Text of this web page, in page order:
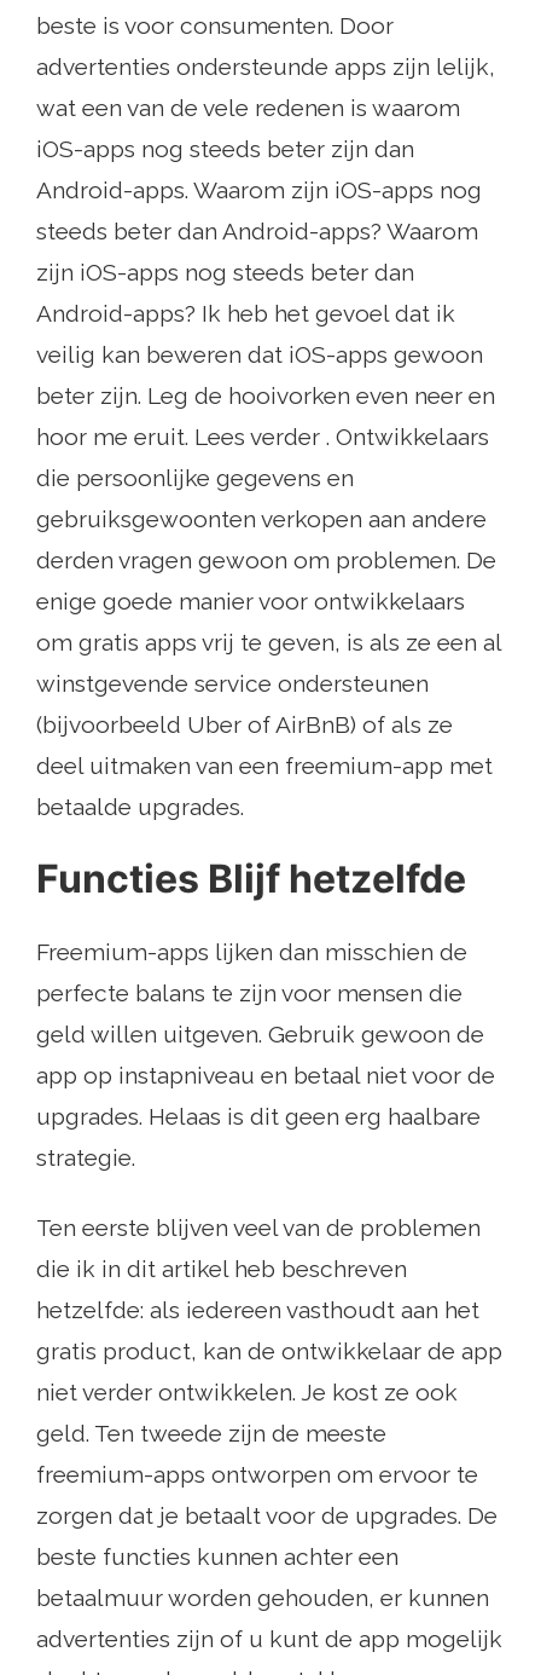
beste is voor consumenten. Door
advertenties ondersteunde apps zijn lelijk,
wat een van de vele redenen is waarom
iOS-apps nog steeds beter zijn dan
Android-apps. Waarom zijn iOS-apps nog
steeds beter dan Android-apps? Waarom
zijn iOS-apps nog steeds beter dan
Android-apps? Ik heb het gevoel dat ik
veilig kan beweren dat iOS-apps gewoon
beter zijn. Leg de hooivorken even neer en
hoor me eruit. Lees verder . Ontwikkelaars
die persoonlijke gegevens en
gebruiksgewoonten verkopen aan andere
derden vragen gewoon om problemen. De
enige goede manier voor ontwikkelaars
om gratis apps vrij te geven, is als ze een al
winstgevende service ondersteunen
(bijvoorbeeld Uber of AirBnB) of als ze
deel uitmaken van een freemium-app met
betaalde upgrades.
Functies Blijf hetzelfde
Freemium-apps lijken dan misschien de
perfecte balans te zijn voor mensen die
geld willen uitgeven. Gebruik gewoon de
app op instapniveau en betaal niet voor de
upgrades. Helaas is dit geen erg haalbare
strategie.
Ten eerste blijven veel van de problemen
die ik in dit artikel heb beschreven
hetzelfde: als iedereen vasthoudt aan het
gratis product, kan de ontwikkelaar de app
niet verder ontwikkelen. Je kost ze ook
geld. Ten tweede zijn de meeste
freemium-apps ontworpen om ervoor te
zorgen dat je betaalt voor de upgrades. De
beste functies kunnen achter een
betaalmuur worden gehouden, er kunnen
advertenties zijn of u kunt de app mogelijk